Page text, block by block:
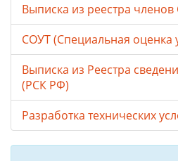
Выписка из реестра
СОУТ (Специальная оценка
Выписка из Реестра
(РСК РФ)
Разработка технических